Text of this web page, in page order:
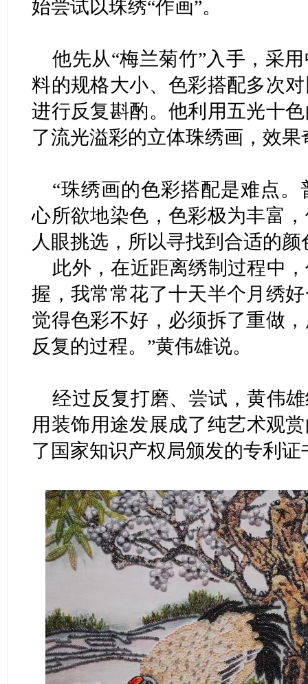
始尝试以珠绣“作画”。
他先从“梅兰菊竹”入手，采
料的规格大小、色彩搭配多次
进行反复斟酌。他利用五光十
了流光溢彩的立体珠绣画，效果
“珠绣画的色彩搭配是难点
心所欲地染色，色彩极为丰富
人眼挑选，所以寻找到合适的
此外，在近距离绣制过程中
握，我常常花了十天半个月绣
觉得色彩不好，必须拆了重做
反复的过程。”黄伟雄说。
经过反复打磨、尝试，黄伟
用装饰用途发展成了纯艺术观
了国家知识产权局颁发的专利证